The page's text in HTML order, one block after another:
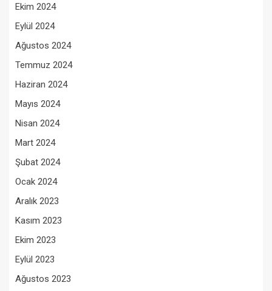
Ekim 2024
Eylül 2024
Ağustos 2024
Temmuz 2024
Haziran 2024
Mayıs 2024
Nisan 2024
Mart 2024
Şubat 2024
Ocak 2024
Aralık 2023
Kasım 2023
Ekim 2023
Eylül 2023
Ağustos 2023